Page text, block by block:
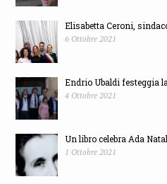
Elisabetta Ceroni,
6 Ottobre 2021
Endrio Ubaldi festeggia
4 Ottobre 2021
Un libro celebra Ada
1 Ottobre 2021